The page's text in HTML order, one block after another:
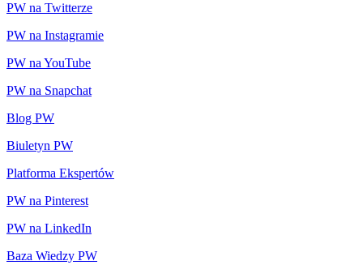
PW na Twitterze
PW na Instagramie
PW na YouTube
PW na Snapchat
Blog PW
Biuletyn PW
Platforma Ekspertów
PW na Pinterest
PW na LinkedIn
Baza Wiedzy PW